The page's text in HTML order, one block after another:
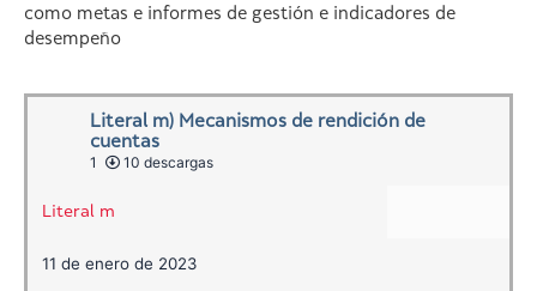
como metas e informes de gestión e indicadores de
desempeño
Literal m) Mecanismos de rendición de
cuentas
1
10 descargas
Literal m
11 de enero de 2023